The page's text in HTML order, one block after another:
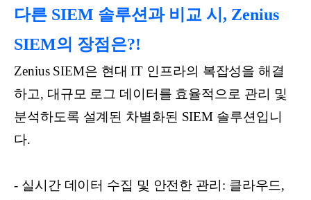
다른 SIEM 솔루션과 비교 시, Zenius
SIEM의 장점은?!
Zenius SIEM은 현대 IT 인프라의 복잡성을 해결
하고, 대규모 로그 데이터를 효율적으로 관리 및
분석하도록 설계된 차별화된 SIEM 솔루션입니
다.
- 실시간 데이터 수집 및 안전한 관리: 클라우드,